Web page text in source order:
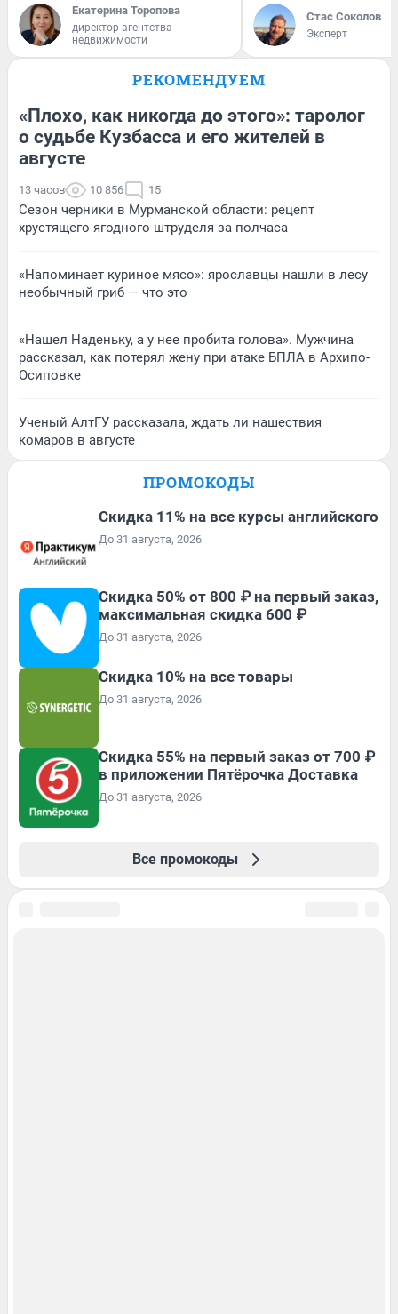
Екатерина Торопова
директор агентства
недвижимости
Стас Соколов
Эксперт
РЕКОМЕНДУЕМ
«Плохо, как никогда до этого»: таролог
о судьбе Кузбасса и его жителей в
августе
13 часов 10 856 15
Сезон черники в Мурманской области: рецепт
хрустящего ягодного штруделя за полчаса
«Напоминает куриное мясо»: ярославцы нашли в лесу
необычный гриб — что это
«Нашел Наденьку, а у нее пробита голова». Мужчина
рассказал, как потерял жену при атаке БПЛА в Архипо-
Осиповке
Ученый АлтГУ рассказала, ждать ли нашествия
комаров в августе
ПРОМОКОДЫ
Скидка 11% на все курсы английского
До 31 августа, 2026
Скидка 50% от 800 ₽ на первый заказ,
максимальная скидка 600 ₽
До 31 августа, 2026
Скидка 10% на все товары
До 31 августа, 2026
Скидка 55% на первый заказ от 700 ₽
в приложении Пятёрочка Доставка
До 31 августа, 2026
Все промокоды